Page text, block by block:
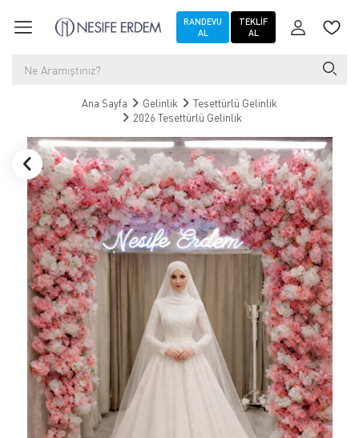
RANDEVU
AL
TEKLIF
AL
Ana Sayfa Gelinlik
Tesettürlü Gelinlik
2026 Tesettürlü Gelinlik